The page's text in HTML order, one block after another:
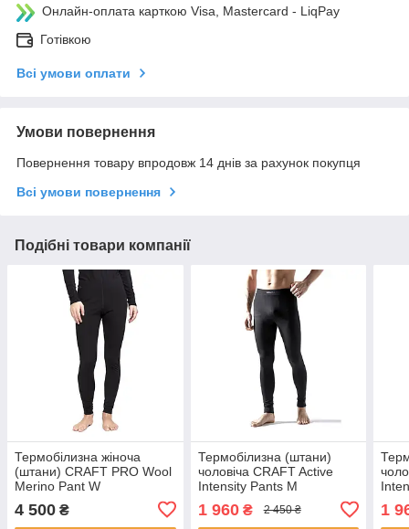
Онлайн-оплата карткою Visa, Mastercard - LiqPay
Готівкою
Всі умови оплати
Умови повернення
Повернення товару впродовж 14 днів за рахунок покупця
Всі умови повернення
Подібні товари компанії
Термобілизна жіноча
(штани) CRAFT PRO Wool
Merino Pant W
4 500 ₴
Термобілизна (штани)
чоловіча CRAFT Active
Intensity Pants M
1 960₴ 2 450 ₴ 1